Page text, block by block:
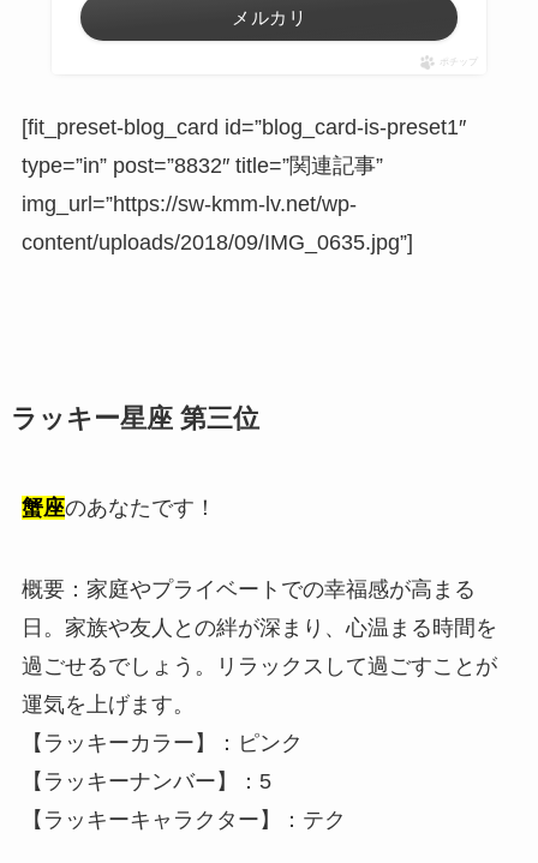
メルカリ
ポチップ
[fit_preset-blog_card id=”blog_card-is-preset1″
type=”in” post=”8832″ title=”関連記事”
img_url=”https://sw-kmm-lv.net/wp-
content/uploads/2018/09/IMG_0635.jpg”]
ラッキー星座 第三位
蟹座のあなたです！
概要：家庭やプライベートでの幸福感が高まる
日。家族や友人との絆が深まり、心温まる時間を
過ごせるでしょう。リラックスして過ごすことが
運気を上げます。
【ラッキーカラー】：ピンク
【ラッキーナンバー】：5
【ラッキーキャラクター】：テク